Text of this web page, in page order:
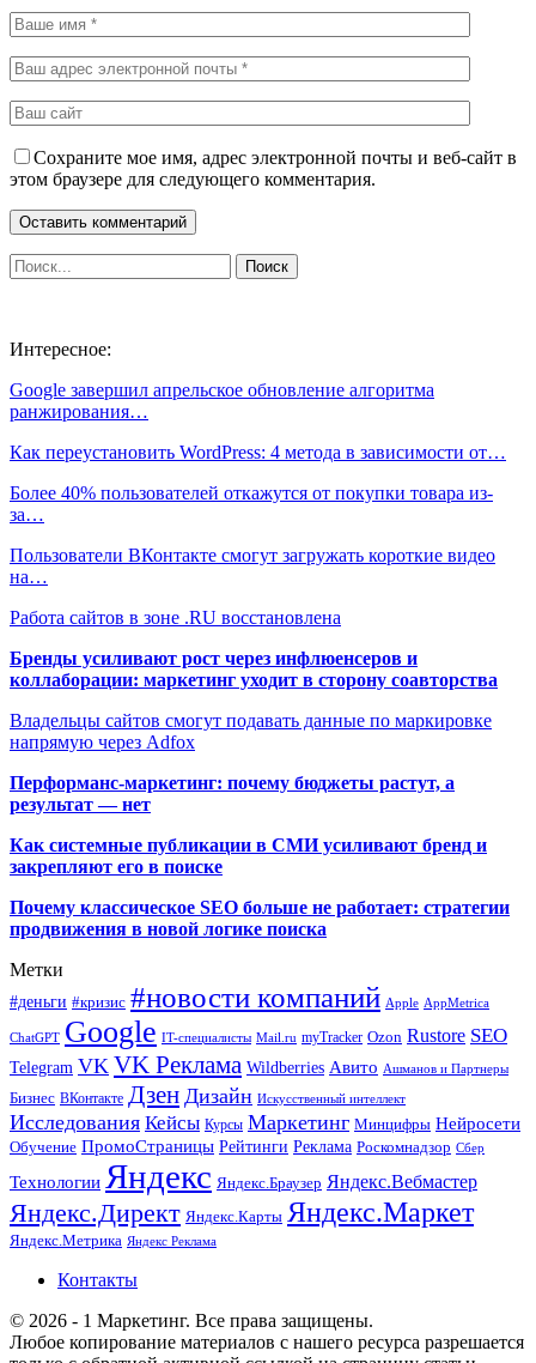
Сохраните мое имя, адрес электронной почты и веб-сайт в
этом браузере для следующего комментария.
Интересное:
Google завершил апрельское обновление алгоритма
ранжирования…
Как переустановить WordPress: 4 метода в зависимости от…
Более 40% пользователей откажутся от покупки товара из-
за…
Пользователи ВКонтакте смогут загружать короткие видео
на…
Работа сайтов в зоне .RU восстановлена
Бренды усиливают рост через инфлюенсеров и
коллаборации: маркетинг уходит в сторону соавторства
Владельцы сайтов смогут подавать данные по маркировке
напрямую через Adfox
Перформанс-маркетинг: почему бюджеты растут, а
результат — нет
Как системные публикации в СМИ усиливают бренд и
закрепляют его в поиске
Почему классическое SEO больше не работает: стратегии
продвижения в новой логике поиска
Метки
#деньги #кризис #новости компаний Apple AppMetrica
ChatGPT Google IT-специалисты Mail.ru myTracker Ozon Rustore SEO
Telegram VK VK Реклама Wildberries Авито Ашманов и Партнеры
Бизнес ВКонтакте Дзен Дизайн Искусственный интеллект
Исследования Кейсы Курсы Маркетинг Минцифры Нейросети
Обучение ПромоСтраницы Рейтинги Реклама Роскомнадзор Сбер
Технологии Яндекс Яндекс.Браузер Яндекс.Вебмастер
Яндекс.Директ Яндекс.Карты Яндекс.Маркет
Яндекс.Метрика Яндекс Реклама
Контакты
© 2026 - 1 Маркетинг. Все права защищены.
Любое копирование материалов с нашего ресурса разрешается